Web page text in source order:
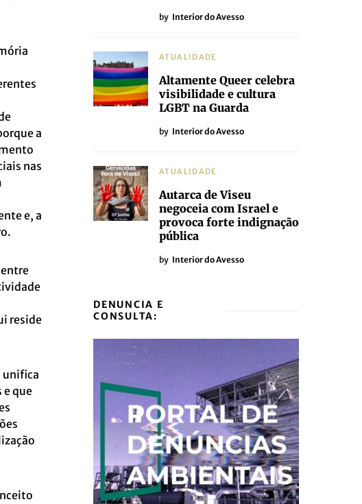
a
nas
e, a
reside
unifica
e que
by Interior do Avesso
ATUALIDADE
Altamente Queer celebra
visibilidade e cultura
LGBT na Guarda
by Interior do Avesso
ATUALIDADE
Autarca de Viseu
negoceia com Israel e
provoca forte indignação
pública
by Interior do Avesso
DENUNCIA E
CONSULTA: